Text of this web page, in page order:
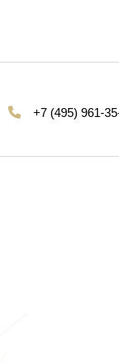
+7 (495) 961-